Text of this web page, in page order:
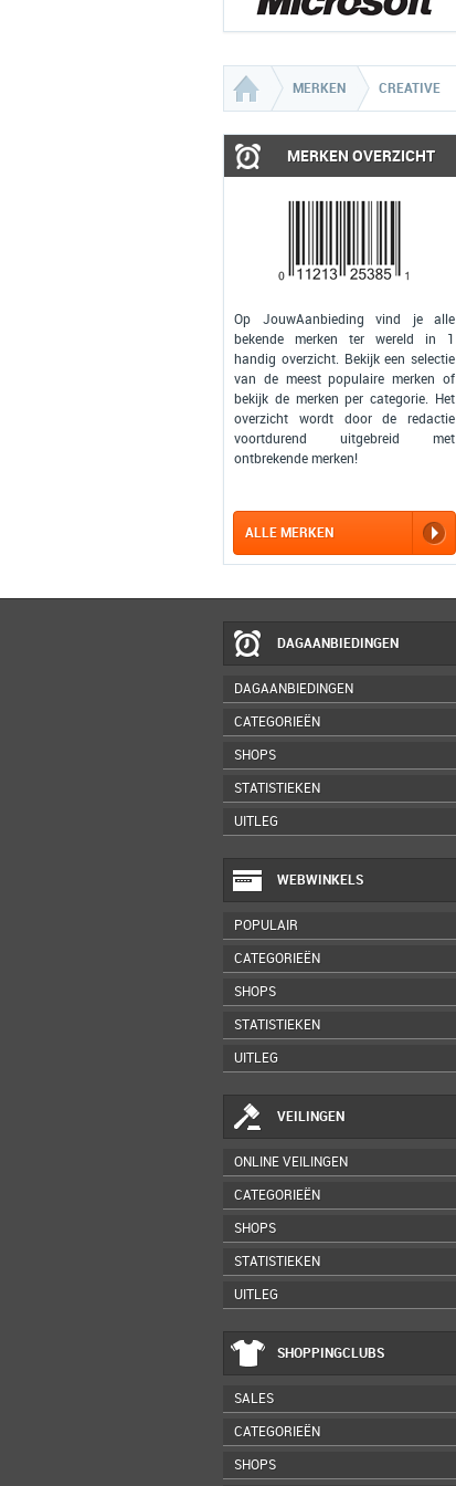
MERKEN CREATIVE
MERKEN OVERZICHT
Op JouwAanbieding vind je alle
bekende merken ter wereld in 1
handig overzicht. Bekijk een selectie
van de meest populaire merken of
bekijk de merken per categorie. Het
overzicht wordt door de redactie
voortdurend uitgebreid met
ontbrekende merken!
ALLE MERKEN
DAGAANBIEDINGEN
DAGAANBIEDINGEN
CATEGORIEËN
SHOPS
STATISTIEKEN
UITLEG
WEBWINKELS
POPULAIR
CATEGORIEËN
SHOPS
STATISTIEKEN
UITLEG
VEILINGEN
ONLINE VEILINGEN
CATEGORIEËN
SHOPS
STATISTIEKEN
UITLEG
SHOPPINGCLUBS
SALES
CATEGORIEËN
SHOPS